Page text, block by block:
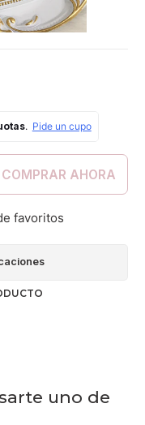
COMPRAR AHORA
favoritos
uno de